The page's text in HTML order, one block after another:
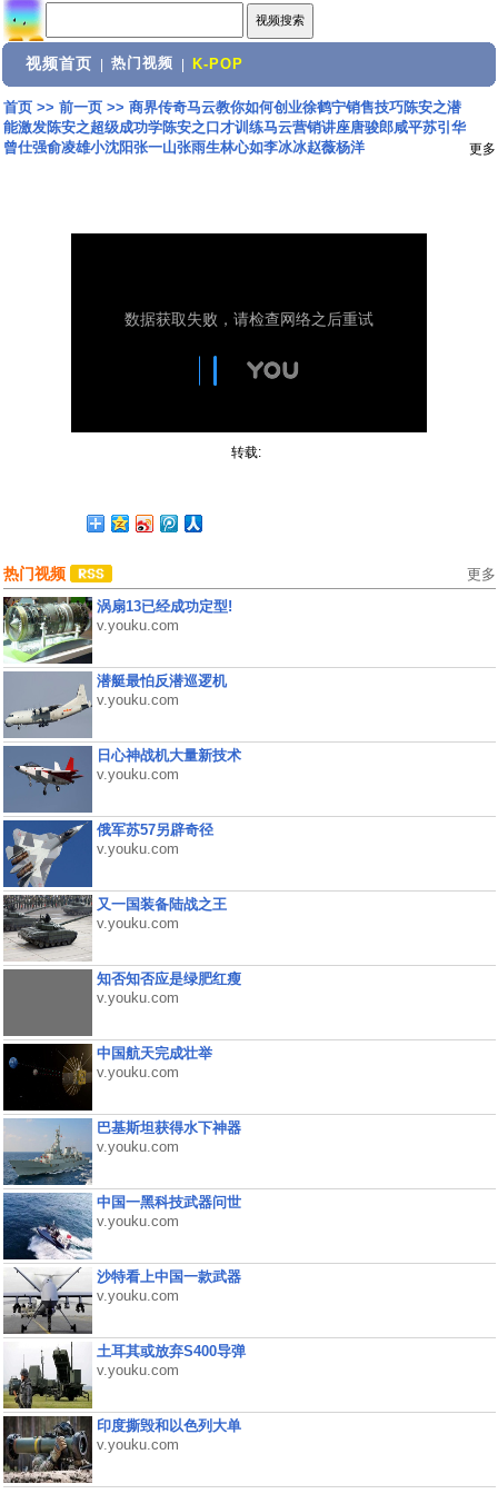
视频首页 热门视频 K-POP
首页>> 前一页>> 商界传奇马云教你如何创业徐鹤宁销售技巧陈安之潜
能激发陈安之超级成功学陈安之口才训练马云营销讲座唐骏郎咸平苏引华
曾仕强俞凌雄小沈阳张一山张雨生林心如李冰冰赵薇杨洋
更多
转载:
热门视频 更多
涡扇13已经成功定型!
v.youku.com
潜艇最怕反潜巡逻机
v.youku.com
日心神战机大量新技术
v.youku.com
俄军苏57另辟奇径
v.youku.com
又一国装备陆战之王
v.youku.com
知否知否应是绿肥红瘦
v.youku.com
中国航天完成壮举
v.youku.com
巴基斯坦获得水下神器
v.youku.com
中国一黑科技武器问世
v.youku.com
沙特看上中国一款武器
v.youku.com
土耳其或放弃S400导弹
v.youku.com
印度撕毁和以色列大单
v.youku.com